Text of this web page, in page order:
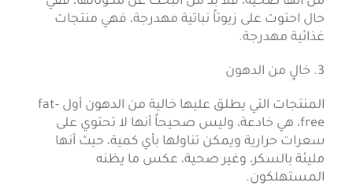
حال احتوت على زيوتاً نباتية مهدرجة، فهي منتجات
غذائية مهدرجة.
3. خالٍ من الدهون
المنتجات التي يطلق عليها خالية من الدهون أول fat-
free، هي خادعة، وليس صحيحاً أنها لا تحتوي على
سعرات حرارية ويمكن تناولها بأي كمية، حيث أنها
مليئة بالسكر، وغير صحية، عكس ما يظنه
المستهلكون.